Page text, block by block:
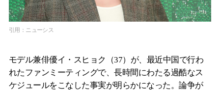
引用：ニューシス
モデル兼俳優イ・スヒョク（37）が、最近中国で行わ
れたファンミーティングで、長時間にわたる過酷なス
ケジュールをこなした事実が明らかになった。論争が